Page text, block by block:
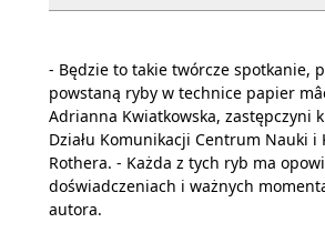
- Będzie to takie twórcze spotkanie,
powstaną ryby w technice papier
Adrianna Kwiatkowska, zastępczyni
Działu Komunikacji Centrum Nauki i
Rothera. - Każda z tych ryb ma
doświadczeniach i ważnych
autora.